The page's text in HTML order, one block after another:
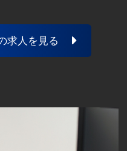
求人を見る